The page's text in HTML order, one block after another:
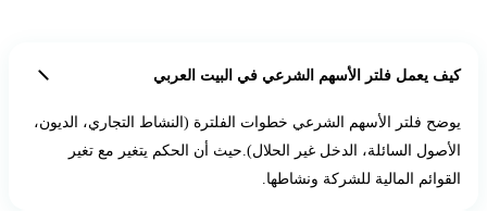
كيف يعمل فلتر الأسهم الشرعي في البيت العربي
يوضح فلتر الأسهم الشرعي خطوات الفلترة (النشاط التجاري، الديون،
الأصول السائلة، الدخل غير الحلال).حيث أن الحكم يتغير مع تغير
القوائم المالية للشركة ونشاطها.